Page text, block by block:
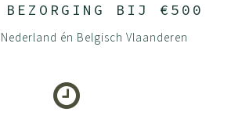
BEZORGING BIJ €500
én Belgisch Vlaanderen